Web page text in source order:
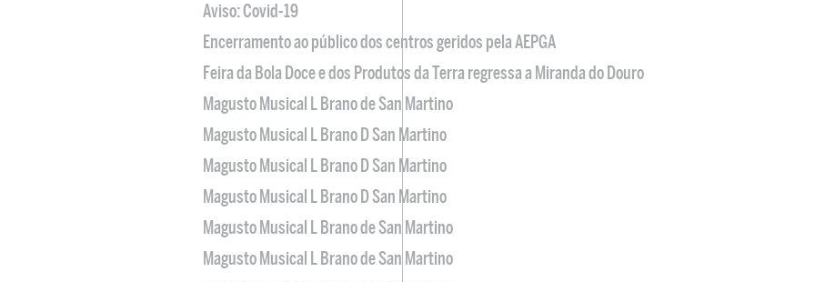
Aviso: Covid-19
Encerramento ao público dos centros geridos pela AEPGA
Feira da Bola Doce e dos Produtos da Terra regressa a Miranda do Douro
Magusto Musical L Brano de San Martino
Magusto Musical L Brano D San Martino
Magusto Musical L Brano D San Martino
Magusto Musical L Brano D San Martino
Magusto Musical L Brano de San Martino
Magusto Musical L Brano de San Martino